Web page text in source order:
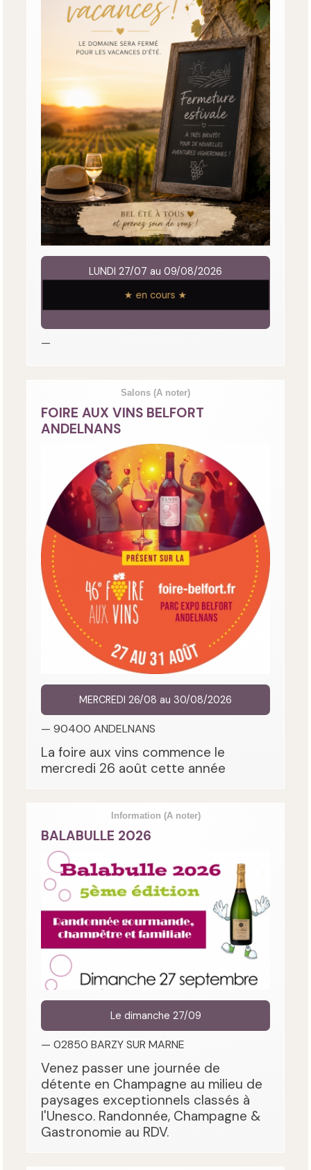
LUNDI 27/07 au 09/08/2026
★ en cours ★
—
Salons (A noter)
FOIRE AUX VINS BELFORT
ANDELNANS
MERCREDI 26/08 au 30/08/2026
— 90400 ANDELNANS
La foire aux vins commence le
mercredi 26 août cette année
Information (A noter)
BALABULLE 2026
Le dimanche 27/09
— 02850 BARZY SUR MARNE
Venez passer une journée de
détente en Champagne au milieu de
paysages exceptionnels classés à
l'Unesco. Randonnée, Champagne &
Gastronomie au RDV.